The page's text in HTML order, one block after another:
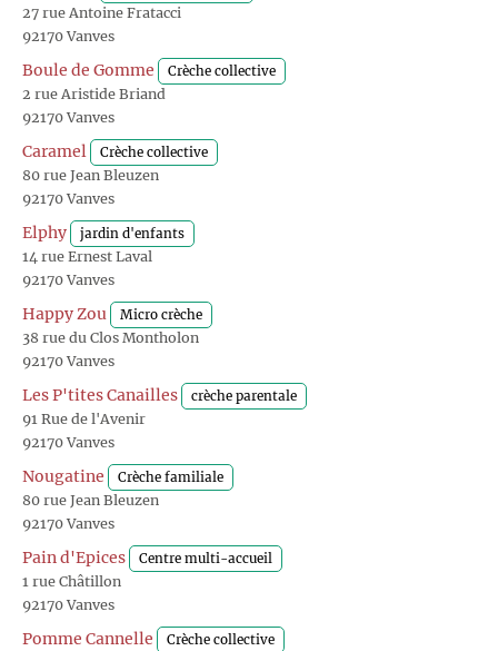
27 rue Antoine Fratacci
92170 Vanves
Boule de Gomme Crèche collective
2 rue Aristide Briand
92170 Vanves
Caramel Crèche collective
80 rue Jean Bleuzen
92170 Vanves
Elphy jardin d'enfants
14 rue Ernest Laval
92170 Vanves
Happy Zou Micro crèche
38 rue du Clos Montholon
92170 Vanves
Les P'tites Canailles crèche parentale
91 Rue de l'Avenir
92170 Vanves
Nougatine Crèche familiale
80 rue Jean Bleuzen
92170 Vanves
Pain d'Epices Centre multi-accueil
1 rue Châtillon
92170 Vanves
Pomme Cannelle Crèche collective